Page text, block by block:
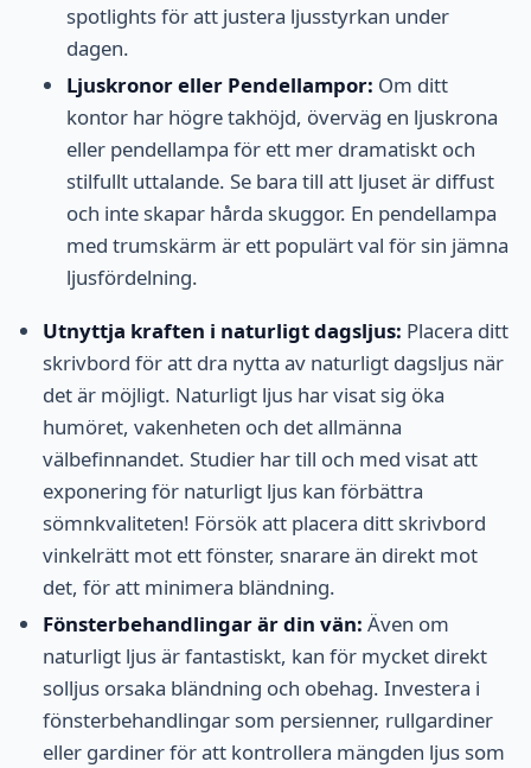
spotlights för att justera ljusstyrkan under
dagen.
Ljuskronor eller Pendellampor: Om ditt
kontor har högre takhöjd, överväg en ljuskrona
eller pendellampa för ett mer dramatiskt och
stilfullt uttalande. Se bara till att ljuset är diffust
och inte skapar hårda skuggor. En pendellampa
med trumskärm är ett populärt val för sin jämna
ljusfördelning.
Utnyttja kraften i naturligt dagsljus: Placera ditt
skrivbord för att dra nytta av naturligt dagsljus när
det är möjligt. Naturligt ljus har visat sig öka
humöret, vakenheten och det allmänna
välbefinnandet. Studier har till och med visat att
exponering för naturligt ljus kan förbättra
sömnkvaliteten! Försök att placera ditt skrivbord
vinkelrätt mot ett fönster, snarare än direkt mot
det, för att minimera bländning.
Fönsterbehandlingar är din vän: Även om
naturligt ljus är fantastiskt, kan för mycket direkt
solljus orsaka bländning och obehag. Investera i
fönsterbehandlingar som persienner, rullgardiner
eller gardiner för att kontrollera mängden ljus som